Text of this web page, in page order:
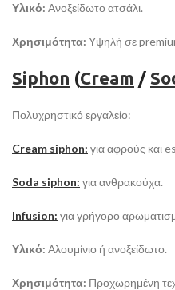
Υλικό: Ανοξείδωτο ατσάλι.
Χρησιμότητα: Υψηλή σε
Siphon (Cream /
Πολυχρηστικό εργαλείο:
Cream siphon: για αφρούς και
Soda siphon: για ανθρακούχα.
Infusion: για γρήγορο
Υλικό: Αλουμίνιο ή ανοξείδωτο.
Χρησιμότητα: Προχωρημένη